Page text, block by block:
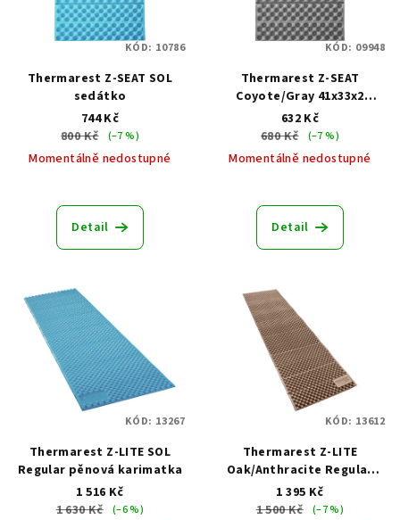
Thermarest Z-SEAT SOL
sedátko
744 Kč
800 Kč
(–7 %)
Momentálně nedostupné
Detail
KÓD: 10786
Thermarest Z-SEAT
Coyote/Gray 41x33x2
sedátko béžové
632 Kč
680 Kč
(–7 %)
Momentálně nedostupné
Detail
KÓD: 09948
Thermarest Z-LITE SOL
Regular pěnová karimatka
1 516 Kč
1 630 Kč (–6 %)
KÓD: 13267
Thermarest Z-LITE
Oak/Anthracite Regular
pěnová karimatka hnědá
183x51x2
1 395 Kč
1 500 Kč (–7 %)
KÓD: 13612